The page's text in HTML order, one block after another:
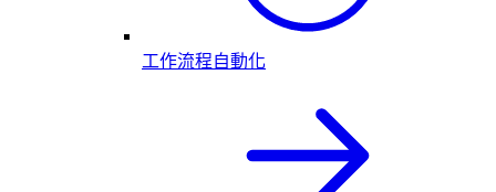
工作流程自動化